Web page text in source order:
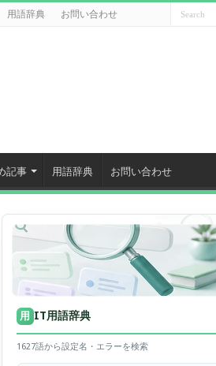
用語辞典 お問い合わせ
記事 用語辞典 お問い合わせ
用 IT用語辞典
1627語から設定名・エラーを検索